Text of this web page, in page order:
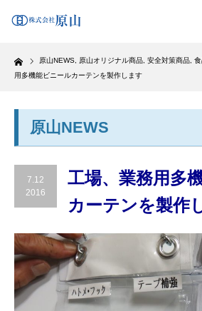
Home 原山NEWS 原山オリジナル商品 安全対策商品
用多機能ビニールカーテンを製作します
原山NEWS
7.12
2016
工場、業務用多
カーテンを製作